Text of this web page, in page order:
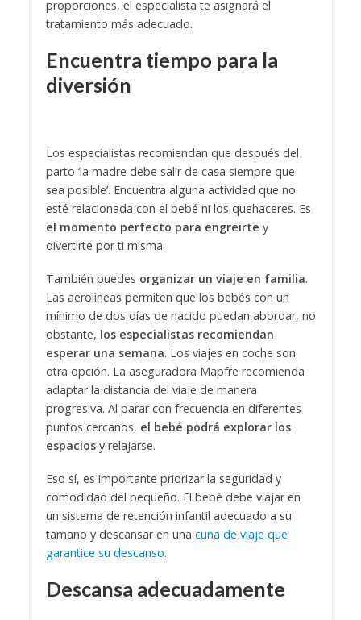
proporciones, el especialista te asignará el
tratamiento más adecuado.
Encuentra tiempo para la
diversión
Los especialistas recomiendan que después del
parto ‘la madre debe salir de casa siempre que
sea posible’. Encuentra alguna actividad que no
esté relacionada con el bebé ni los quehaceres. Es
el momento perfecto para engreirte y
divertirte por ti misma.
También puedes organizar un viaje en familia.
Las aerolíneas permiten que los bebés con un
mínimo de dos días de nacido puedan abordar, no
obstante, los especialistas recomiendan
esperar una semana. Los viajes en coche son
otra opción. La aseguradora Mapfre recomienda
adaptar la distancia del viaje de manera
progresiva. Al parar con frecuencia en diferentes
puntos cercanos, el bebé podrá explorar los
espaciosy relajarse.
Eso sí, es importante priorizar la seguridad y
comodidad del pequeño. El bebé debe viajar en
un sistema de retención infantil adecuado a su
tamaño y descansar en una cuna de viaje que
garantice su descanso.
Descansa adecuadamente